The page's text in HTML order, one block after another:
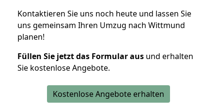
Kontaktieren Sie uns noch heute und lassen Sie
uns gemeinsam Ihren Umzug nach Wittmund
planen!
Füllen Sie jetzt das Formular aus und erhalten
Sie kostenlose Angebote.
Kostenlose Angebote erhalten